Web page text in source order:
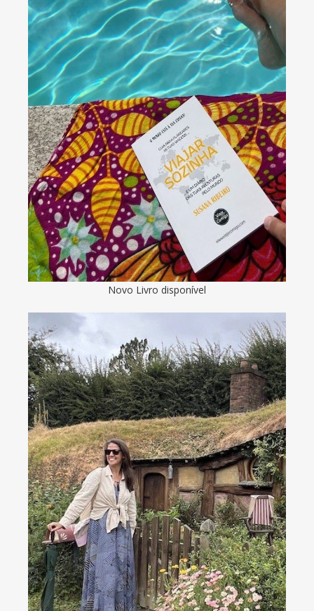
Novo Livro disponível